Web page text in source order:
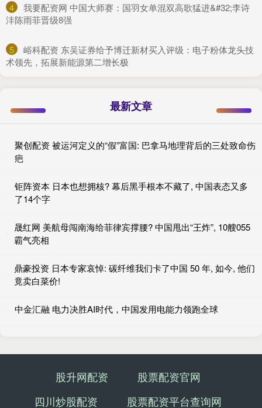
4
​我要配资网 中国大师赛：国羽女单混双高歌猛进&#32;李诗
沣陈雨菲晋级8强
5
​峪科配资 东吴证券给予博迁新材买入评级：电子粉体龙头技
术领先，拓展新能源第二增长极
最新文章
聚创配资 被运河定义的“假”富国: 巴拿马地理背后的三处致命伤
疤
钜阵资本 日本也想拥核? 幕后黑手根本不藏了, 中国表态又多
了14个字
晟红网 美航母闯南海给菲律宾撑腰? 中国甩出“王炸”, 10艘055
霸气亮相
鼎豪投资 日本专家哀悼: 碳纤维我们卡了中国 50 年, 如今, 他们
竟卖白菜价!
中金汇融 电力决胜AI时代，中国发用电能力领跑全球
股升网配资
股票配资官网
四川炒股配资
股票配资平台查询网